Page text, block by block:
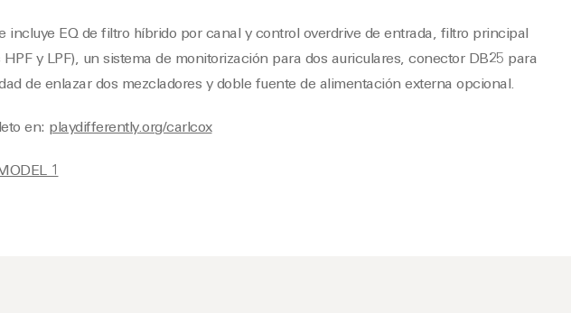
incluye EQ de filtro híbrido por canal y control overdrive de entrada, filtro principal
y LPF), un sistema de monitorización para dos auriculares, conector DB25 para
de enlazar dos mezcladores y doble fuente de alimentación externa opcional.
en: playdifferently.org/carlcox
1